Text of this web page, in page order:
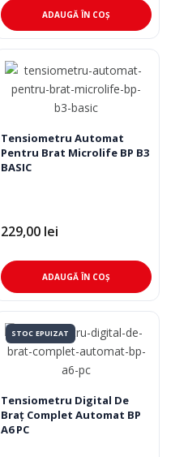
ADAUGĂ ÎN COȘ
Tensiometru Automat
Pentru Brat Microlife BP B3
BASIC
229,00 lei
ADAUGĂ ÎN COȘ
STOC EPUIZAT
Tensiometru Digital De
Braţ Complet Automat BP
A6 PC